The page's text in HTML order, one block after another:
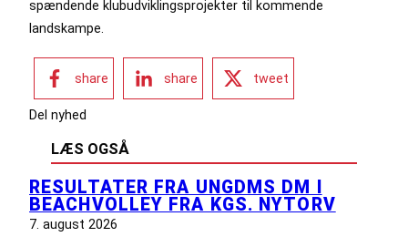
spændende klubudviklingsprojekter til kommende
landskampe.
share share tweet
Del nyhed
LÆS OGSÅ
RESULTATER FRA UNGDMS DM I
BEACHVOLLEY FRA KGS. NYTORV
7. august 2026